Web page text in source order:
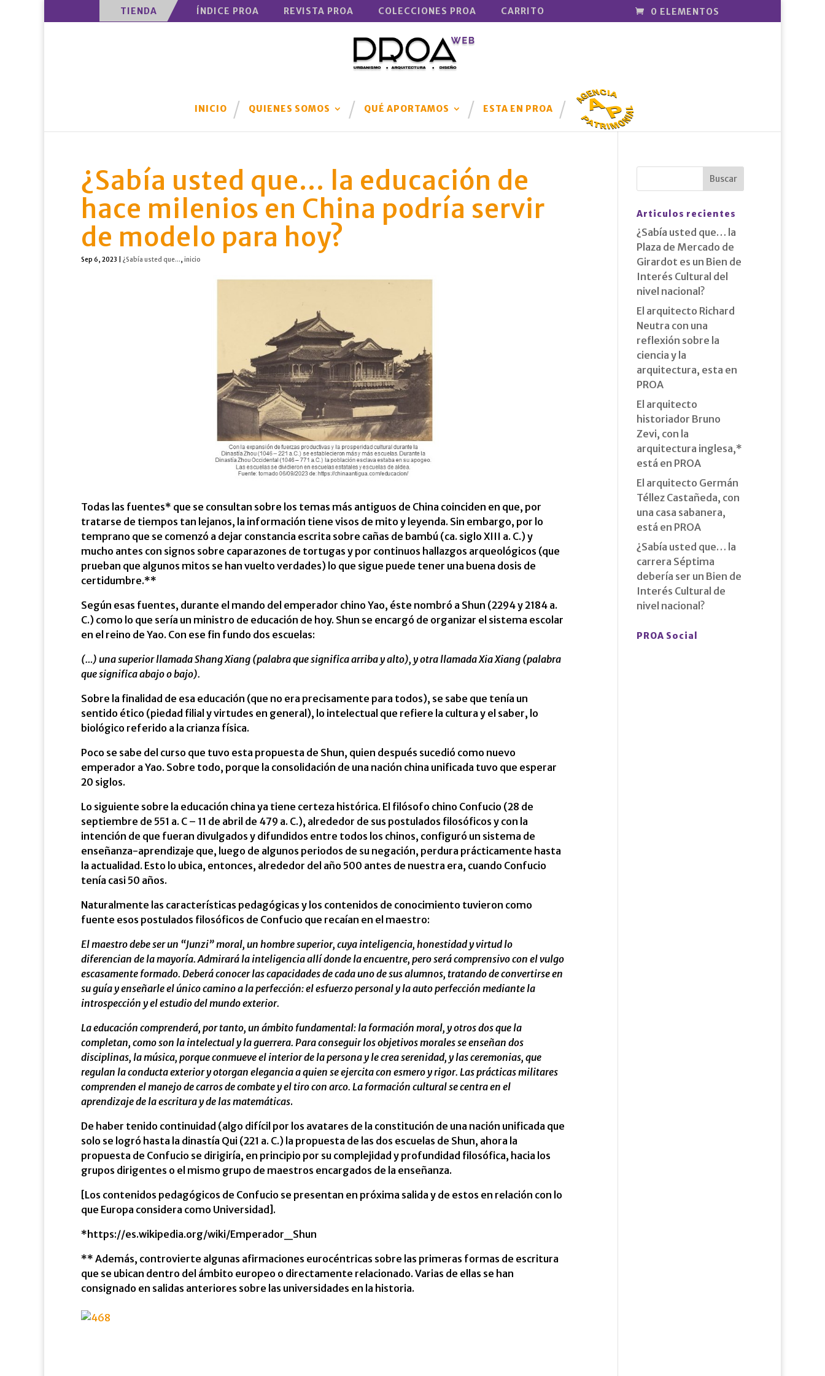
TIENDA ÍNDICE PROA REVISTA PROA COLECCIONES PROA CARRITO 0 ELEMENTOS
INICIO QUIENES SOMOS QUÉ APORTAMOS ESTA EN PROA
AGENCIA
PATRIMONI
AL
¿Sabía usted que… la educación de
hace milenios en China podría servir
de modelo para hoy?
Sep 6, 2023 ¿Sabía usted que..., inicio
Todas las fuentes* que se consultan sobre los temas más antiguos de China coinciden en que, por
tratarse de tiempos tan lejanos, la información tiene visos de mito y leyenda. Sin embargo, por lo
temprano que se comenzó a dejar constancia escrita sobre cañas de bambú (ca. siglo XIII a. C.) y
mucho antes con signos sobre caparazones de tortugas y por continuos hallazgos arqueológicos (que
prueban que algunos mitos se han vuelto verdades) lo que sigue puede tener una buena dosis de
certidumbre.**
Según esas fuentes, durante el mando del emperador chino Yao, éste nombró a Shun (2294 y 2184 a.
C.) como lo que sería un ministro de educación de hoy. Shun se encargó de organizar el sistema escolar
en el reino de Yao. Con ese fin fundo dos escuelas:
(…) una superior llamada Shang Xiang (palabra que significa arriba y alto), y otra llamada Xia Xiang (palabra
que significa abajo o bajo).
Sobre la finalidad de esa educación (que no era precisamente para todos), se sabe que tenía un
sentido ético (piedad filial y virtudes en general), lo intelectual que refiere la cultura y el saber, lo
biológico referido a la crianza física.
Poco se sabe del curso que tuvo esta propuesta de Shun, quien después sucedió como nuevo
emperador a Yao. Sobre todo, porque la consolidación de una nación china unificada tuvo que esperar
20 siglos.
Lo siguiente sobre la educación china ya tiene certeza histórica. El filósofo chino Confucio (28 de
septiembre de 551 a. C – 11 de abril de 479 a. C.), alrededor de sus postulados filosóficos y con la
intención de que fueran divulgados y difundidos entre todos los chinos, configuró un sistema de
enseñanza-aprendizaje que, luego de algunos periodos de su negación, perdura prácticamente hasta
la actualidad. Esto lo ubica, entonces, alrededor del año 500 antes de nuestra era, cuando Confucio
tenía casi 50 años.
Naturalmente las características pedagógicas y los contenidos de conocimiento tuvieron como
fuente esos postulados filosóficos de Confucio que recaían en el maestro:
El maestro debe ser un “Junzi” moral, un hombre superior, cuya inteligencia, honestidad y virtud lo
diferencian de la mayoría. Admirará la inteligencia allí donde la encuentre, pero será comprensivo con el vulgo
escasamente formado. Deberá conocer las capacidades de cada uno de sus alumnos, tratando de convertirse en
su guía y enseñarle el único camino a la perfección: el esfuerzo personal y la auto perfección mediante la
introspección y el estudio del mundo exterior.
La educación comprenderá, por tanto, un ámbito fundamental: la formación moral, y otros dos que la
completan, como son la intelectual y la guerrera. Para conseguir los objetivos morales se enseñan dos
disciplinas, la música, porque conmueve el interior de la persona y le crea serenidad, y las ceremonias, que
regulan la conducta exterior y otorgan elegancia a quien se ejercita con esmero y rigor. Las prácticas militares
comprenden el manejo de carros de combate y el tiro con arco. La formación cultural se centra en el
aprendizaje de la escritura y de las matemáticas.
De haber tenido continuidad (algo difícil por los avatares de la constitución de una nación unificada que
solo se logró hasta la dinastía Qui (221 a. C.) la propuesta de las dos escuelas de Shun, ahora la
propuesta de Confucio se dirigiría, en principio por su complejidad y profundidad filosófica, hacia los
grupos dirigentes o el mismo grupo de maestros encargados de la enseñanza.
[Los contenidos pedagógicos de Confucio se presentan en próxima salida y de estos en relación con lo
que Europa considera como Universidad].
*https://es.wikipedia.org/wiki/Emperador_Shun
** Además, controvierte algunas afirmaciones eurocéntricas sobre las primeras formas de escritura
que se ubican dentro del ámbito europeo o directamente relacionado. Varias de ellas se han
consignado en salidas anteriores sobre las universidades en la historia.
Articulos recientes
¿Sabía usted que… la
Plaza de Mercado de
Girardot es un Bien de
Interés Cultural del
nivel nacional?
El arquitecto Richard
Neutra con una
reflexión sobre la
ciencia y la
arquitectura, esta en
PROA
El arquitecto
historiador Bruno
Zevi, con la
arquitectura inglesa,*
está en PROA
El arquitecto Germán
Téllez Castañeda, con
una casa sabanera,
está en PROA
¿Sabía usted que… la
carrera Séptima
debería ser un Bien de
Interés Cultural de
nivel nacional?
PROA Social